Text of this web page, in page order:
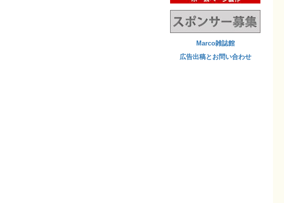
Marco雑誌館
広告出稿とお問い合わせ